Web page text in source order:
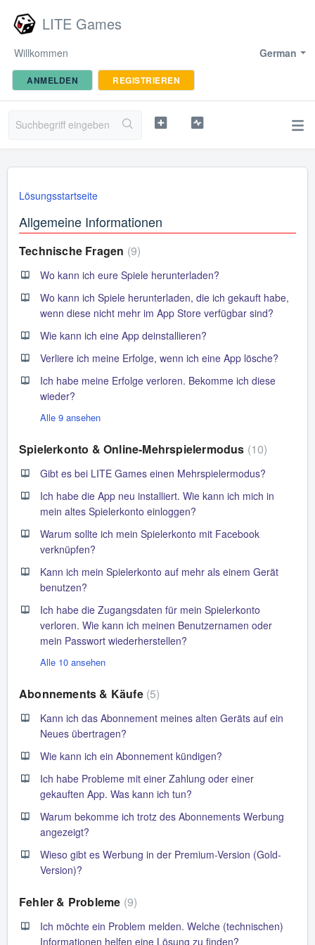
LITE Games
German
Willkommen
ANMELDEN REGISTRIEREN
Lösungsstartseite
Allgemeine Informationen
Technische Fragen 9
Wo kann ich eure Spiele herunterladen?
Wo kann ich Spiele herunterladen, die ich gekauft habe,
wenn diese nicht mehr im App Store verfügbar sind?
Wie kann ich eine App deinstallieren?
Verliere ich meine Erfolge, wenn ich eine App lösche?
Ich habe meine Erfolge verloren. Bekomme ich diese
wieder?
Alle 9 ansehen
Spielerkonto & Online-Mehrspielermodus 10
Gibt es bei LITE Games einen Mehrspielermodus?
Ich habe die App neu installiert. Wie kann ich mich in
mein altes Spielerkonto einloggen?
Warum sollte ich mein Spielerkonto mit Facebook
verknüpfen?
Kann ich mein Spielerkonto auf mehr als einem Gerät
benutzen?
Ich habe die Zugangsdaten für mein Spielerkonto
verloren. Wie kann ich meinen Benutzernamen oder
mein Passwort wiederherstellen?
Alle 10 ansehen
Abonnements & Käufe 5
Kann ich das Abonnement meines alten Geräts auf ein
Neues übertragen?
Wie kann ich ein Abonnement kündigen?
Ich habe Probleme mit einer Zahlung oder einer
gekauften App. Was kann ich tun?
Warum bekomme ich trotz des Abonnements Werbung
angezeigt?
Wieso gibt es Werbung in der Premium-Version (Gold-
Version)?
Fehler & Probleme 9
Ich möchte ein Problem melden. Welche (technischen)
Informationen helfen eine Lösung zu finden?